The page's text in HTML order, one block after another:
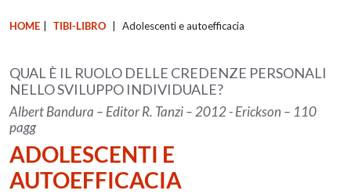
HOME TIBI-LIBRO Adolescenti e autoefficacia
QUAL È IL RUOLO DELLE CREDENZE PERSONALI
NELLO SVILUPPO INDIVIDUALE?
Albert Bandura – Editor R. Tanzi – 2012 - Erickson – 110
pagg
ADOLESCENTI E
AUTOEFFICACIA